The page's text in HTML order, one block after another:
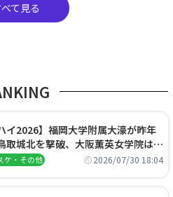
て見る
イ2026】福岡大学附属大濠が昨年
取城北を撃破、大阪薫英女学院は岐
、大会3日目試合結果
ケ・その他 2026/07/30 18:04